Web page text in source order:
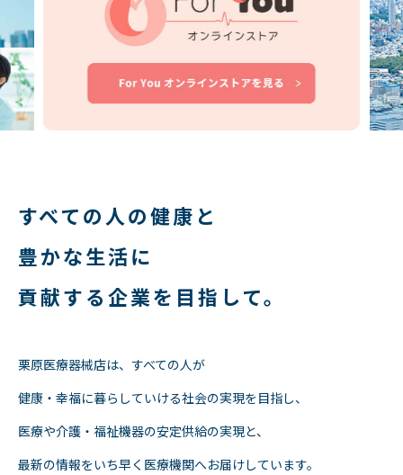
すべての人の健康と
豊かな生活に
貢献する企業を目指して。
栗原医療器械店は、すべての人が
健康・幸福に暮らしていける社会の実現を目指し、
医療や介護・福祉機器の安定供給の実現と、
最新の情報をいち早く 医療機関へお届けしています。